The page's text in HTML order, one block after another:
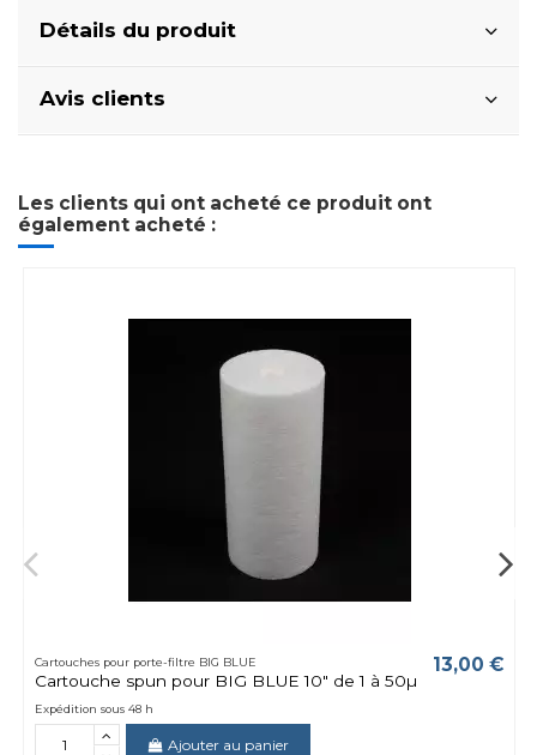
Détails du produit
Avis clients
Les clients qui ont acheté ce produit ont
également acheté :
Cartouches pour porte-filtre BIG BLUE
Cartouche spun pour BIG BLUE 10" de 1 à 50µ
13,00 €
Expédition sous 48 h
Ajouter au panier